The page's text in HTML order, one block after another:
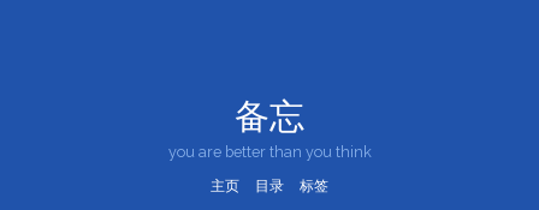
备忘
you are better than you think
主页
目录 标签